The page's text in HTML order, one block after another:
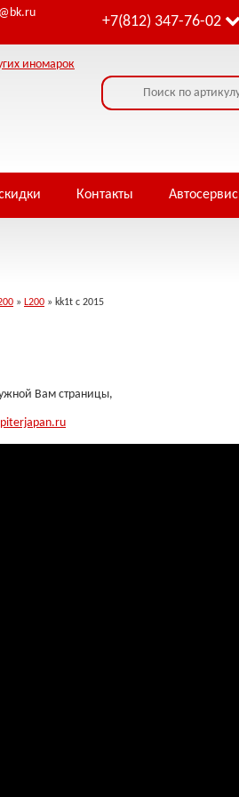
+7(812) 347-76-02
Контакты Автосервис
» L200 » kk1t с 2015
Вам страницы,
piterjapan.ru